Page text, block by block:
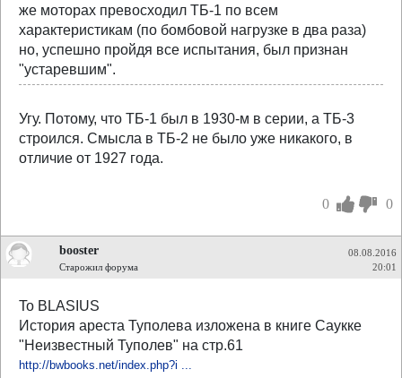
же моторах превосходил ТБ-1 по всем
характеристикам (по бомбовой нагрузке в два раза)
но, успешно пройдя все испытания, был признан
"устаревшим".
Угу. Потому, что ТБ-1 был в 1930-м в серии, а ТБ-3
строился. Смысла в ТБ-2 не было уже никакого, в
отличие от 1927 года.
0 0
booster
Старожил форума
08.08.2016
20:01
To BLASIUS
История ареста Туполева изложена в книге Саукке
"Неизвестный Туполев" на стр.61
http://bwbooks.net/index.php?i ...